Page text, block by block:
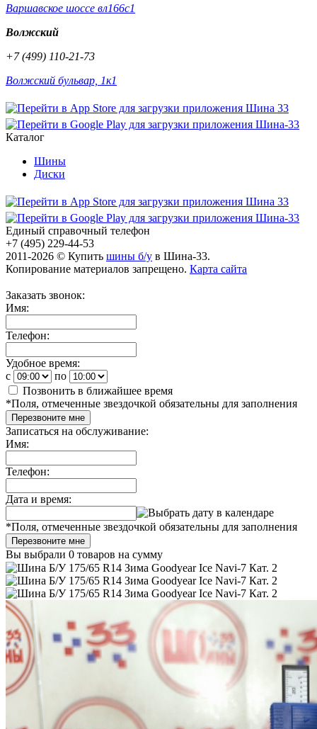
Варшавское шоссе вл166с1
Волжский
+7 (499) 110-21-73
Волжский бульвар, 1к1
Каталог
Шины
Диски
Единый справочный телефон
+7 (495) 229-44-53
2011-2026 © Купить шины б/у в Шина-33.
Копирование материалов запрещено. Карта сайта
Заказать звонок:
Имя:
Телефон:
Удобное время:
c
по
Позвонить в ближайшее время
*Поля, отмеченные звездочкой обязательны для заполнения
Перезвоните мне
Записаться на обслуживание:
Имя:
Телефон:
Дата и время:
*Поля, отмеченные звездочкой обязательны для заполнения
Перезвоните мне
Вы выбрали 0 товаров на сумму